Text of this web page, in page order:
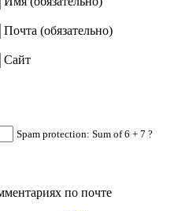
Почта (обязательно)
Сайт
Spam protection: Sum of 6 + 7 ?
по почте